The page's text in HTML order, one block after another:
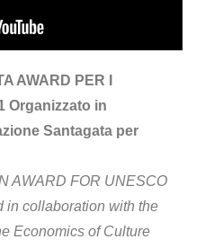
AWARD PER I
Organizzato in
Santagata per
AWARD FOR UNESCO
in collaboration with the
Economics of Culture